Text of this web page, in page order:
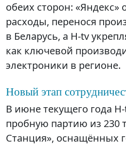
обеих сторон: «Яндекс»
расходы, перенося
в Беларусь, а H-tv
как ключевой
электроники в регионе.
Новый этап
В июне текущего года
пробную партию из 230
Станция», оснащённых